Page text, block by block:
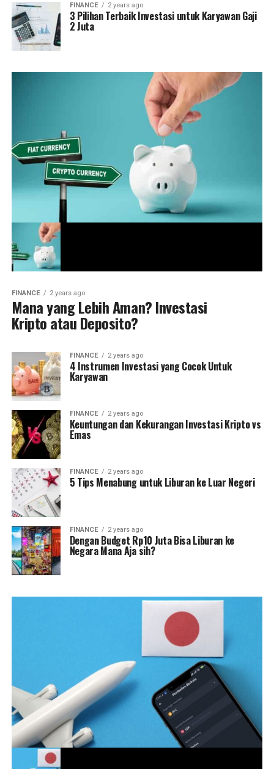
FINANCE 2 years ago
3 Pilihan Terbaik Investasi untuk Karyawan Gaji
2 Juta
FINANCE 2 years ago
Mana yang Lebih Aman? Investasi
Kripto atau Deposito?
FINANCE 2 years ago
4 Instrumen Investasi yang Cocok Untuk
Karyawan
FINANCE 2 years ago
Keuntungan dan Kekurangan Investasi Kripto vs
Emas
FINANCE 2 years ago
5 Tips Menabung untuk Liburan ke Luar Negeri
FINANCE 2 years ago
Dengan Budget Rp10 Juta Bisa Liburan ke
Negara Mana Aja sih?